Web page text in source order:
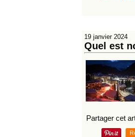
19 janvier 2024
Quel est
Partager cet